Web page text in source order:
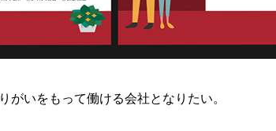
いをもって働ける会社となりたい。